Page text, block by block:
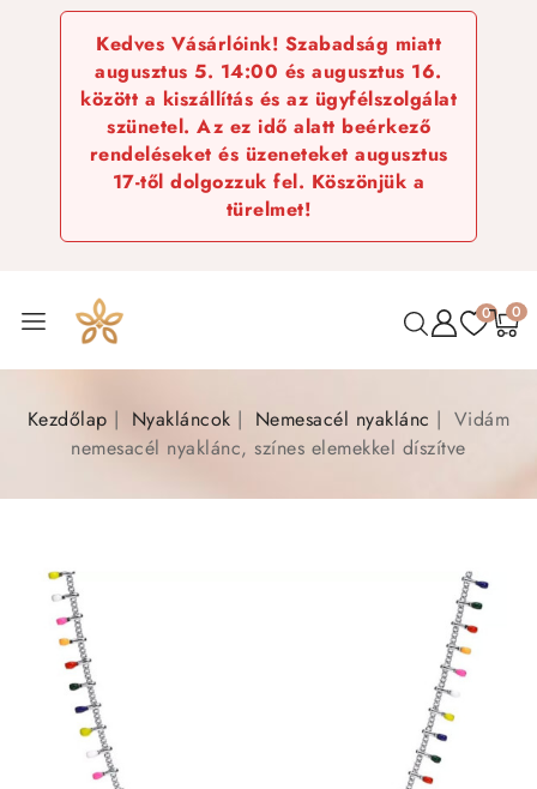
Kedves Vásárlóink! Szabadság miatt
augusztus 5. 14:00 és augusztus 16.
között a kiszállítás és az ügyfélszolgálat
szünetel. Az ez idő alatt beérkező
rendeléseket és üzeneteket augusztus
17-től dolgozzuk fel. Köszönjük a
türelmet!
0 0
Kezdőlap Nyakláncok Nemesacél nyaklánc
Vidám
nemesacél nyaklánc, színes elemekkel díszítve